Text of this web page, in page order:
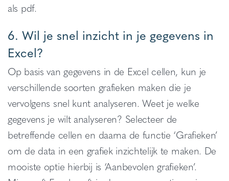
als pdf.
6. Wil je snel inzicht in je gegevens in
Excel?
Op basis van gegevens in de Excel cellen, kun je
verschillende soorten grafieken maken die je
vervolgens snel kunt analyseren. Weet je welke
gegevens je wilt analyseren? Selecteer de
betreffende cellen en daarna de functie ‘Grafieken’
om de data in een grafiek inzichtelijk te maken. De
mooiste optie hierbij is ‘Aanbevolen grafieken’.